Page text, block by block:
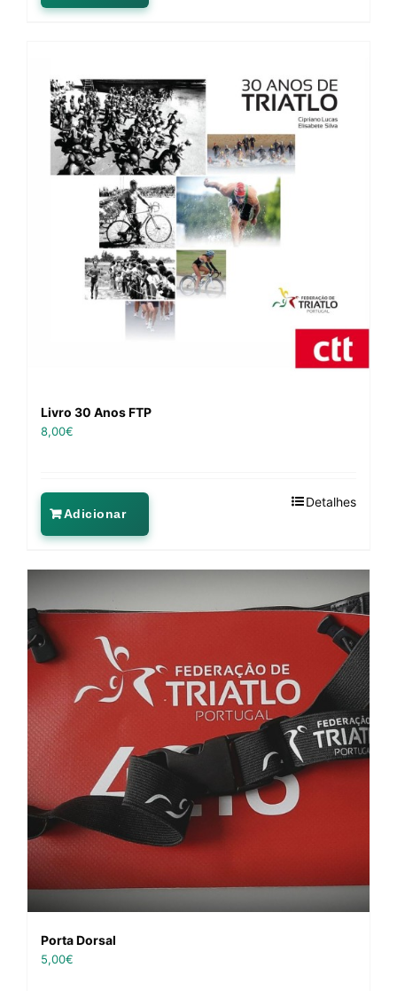
Livro 30 Anos FTP
8,00€
Adicionar
Detalhes
Porta Dorsal
5,00€